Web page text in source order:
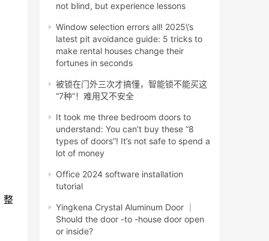
整
not blind, but experience lessons
Window selection errors all! 2025\’s
latest pit avoidance guide: 5 tricks to
make rental houses change their
fortunes in seconds
被锁在门外三次才搞懂，智能锁不能买这
“7种”！难用又不安全
It took me three bedroom doors to
understand: You can’t buy these “8
types of doors”! It’s not safe to spend a
lot of money
Office 2024 software installation
tutorial
Yingkena Crystal Aluminum Door ｜
Should the door -to -house door open
or inside?